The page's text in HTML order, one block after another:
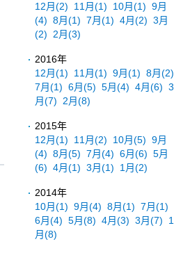
12月(2) 11月(1) 10月(1) 9月
(4) 8月(1) 7月(1) 4月(2) 3月
(2)
2月(3)
2016年
12月(1) 11月(1) 9月(1) 8月(2)
7月(1) 6月(5) 5月(4) 4月(6) 3
月(7) 2月(8)
2015年
12月(1) 11月(2) 10月(5) 9月
(4) 8月(5) 7月(4) 6月(6) 5月
(6) 4月(1) 3月(1) 1月(2)
2014年
10月(1) 9月(4) 8月(1) 7月(1)
6月(4) 5月(8) 4月(3) 3月(7)
1
月(8)